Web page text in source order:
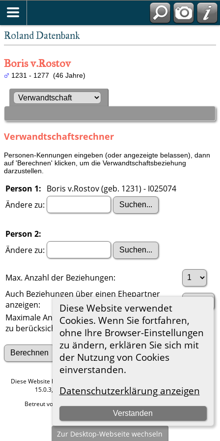
Roland Datenbank
Diese Website verwendet
Cookies. Wenn Sie fortfahren,
ohne Ihre Browser-Einstellungen
zu ändern, erklären Sie sich mit
der Nutzung von Cookies
einverstanden.
Datenschutzerklärung anzeigen
Verstanden
Boris v.Rostov
1231 - 1277 (46 Jahre)
Verwandtschaftsrechner
Personen-Kennungen eingeben (oder angezeigte belassen), dann
auf 'Berechnen' klicken, um die Verwandtschaftsbeziehung
darzustellen.
Person 1: Boris v.Rostov (geb. 1231) - I025074
Ändere zu:
Person 2:
Ändere zu:
Max. Anzahl der Beziehungen:
Auch Beziehungen über einen Ehepartner
anzeigen:
Maximale Anzahl der
zu berücksichtigenden Generationen:
Suche nach anderen Verbindungen
Diese Website läuft mit
15.0.3, programmiert von Darrin Lythgoe © 2001-2026.
Betreut von
Hier geht es zum Impressum
Zur Desktop-Webseite wechseln